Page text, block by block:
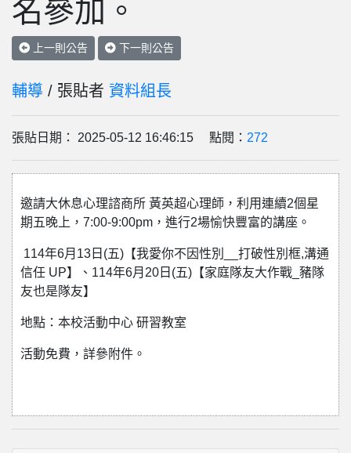
名參加。
上一則公告 下一則公告
輔導 / 張貼者 資料組長
張貼日期： 2025-05-12 16:46:15 點閱： 272
邀請大休息心理諮商所 黃英超心理師，利用連續2個星
期五晚上，7:00-9:00pm，進行2場愉快豐富的講座。
114年6月13日(五)【我愛你不因性別__打破性別框,溝通
信任 UP】、114年6月20日(五)【家庭隊友大作戰_豬隊
友也是隊友】
地點：本校活動中心 研習教室
活動免費，詳參附件。